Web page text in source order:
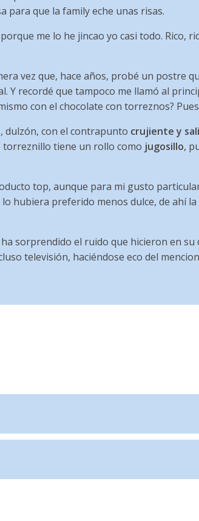
para que la family eche unas risas.
me lo he jincao yo casi todo. Rico,
vez que, hace años, probé un postre
Y recordé que tampoco me llamó al
con el chocolate con torreznos?
dulzón, con el contrapunto crujiente y
torreznillo tiene un rollo como jugosillo,
top, aunque para mi gusto
hubiera preferido menos dulce, de ahí la
ha sorprendido el ruido que hicieron en
televisión, haciéndose eco del